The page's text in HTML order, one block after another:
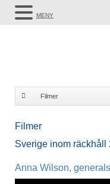
Filmer
Filmer
Sverige inom räckhåll
Anna Wilson,
MENY